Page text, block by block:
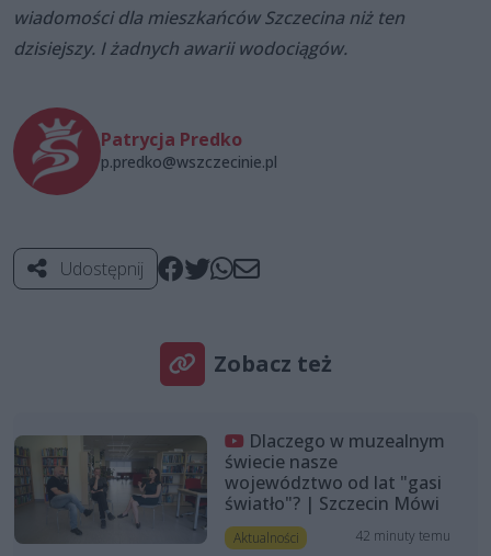
wiadomości dla mieszkańców Szczecina niż ten
dzisiejszy. I żadnych awarii wodociągów.
Patrycja Predko
p.predko@wszczecinie.pl
Udostępnij
Zobacz też
Dlaczego w muzealnym
świecie nasze
województwo od lat "gasi
światło"? | Szczecin Mówi
Aktualności 42 minuty temu